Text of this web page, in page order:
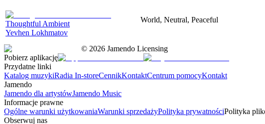
Thoughtful Ambient
Yevhen Lokhmatov
World, Neutral, Peaceful
© 2026 Jamendo Licensing
Pobierz aplikację
Przydatne linki
Katalog muzykiRadia In-storeCennikKontaktCentrum pomocyKontakt
Jamendo
Jamendo dla artystówJamendo Music
Informacje prawne
Ogólne warunki użytkowaniaWarunki sprzedażyPolityka prywatnościPolityka
Obserwuj nas